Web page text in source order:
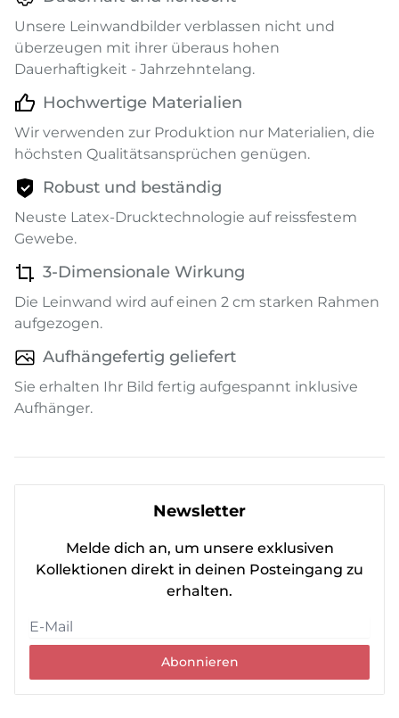
Unsere Leinwandbilder verblassen nicht und
überzeugen mit ihrer überaus hohen
Dauerhaftigkeit - Jahrzehntelang.
Hochwertige Materialien
Wir verwenden zur Produktion nur Materialien, die
höchsten Qualitätsansprüchen genügen.
Robust und beständig
Neuste Latex-Drucktechnologie auf reissfestem
Gewebe.
3-Dimensionale Wirkung
Die Leinwand wird auf einen 2 cm starken Rahmen
aufgezogen.
Aufhängefertig geliefert
Sie erhalten Ihr Bild fertig aufgespannt inklusive
Aufhänger.
Newsletter
Melde dich an, um unsere exklusiven
Kollektionen direkt in deinen Posteingang zu
erhalten.
Abonnieren